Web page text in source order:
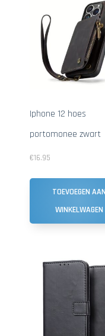
Iphone 12 hoes
portomonee zwart
€16.95
TOEVOEGEN AAN
WINKELWAGEN